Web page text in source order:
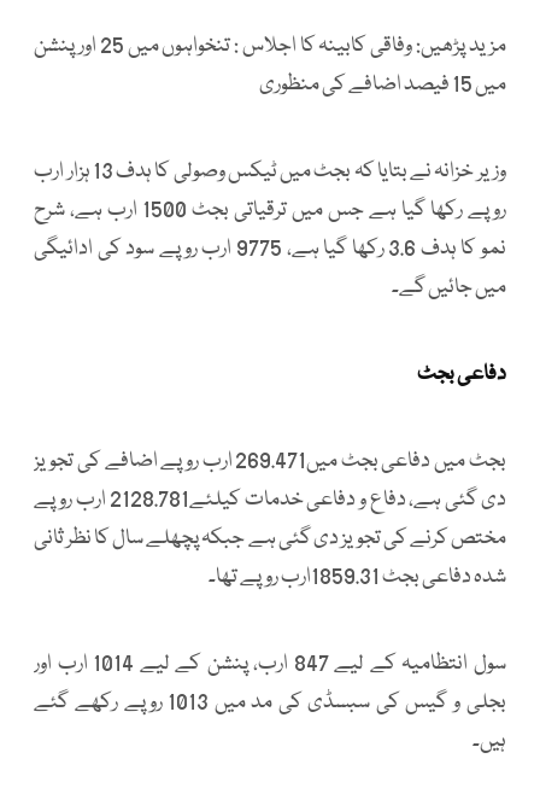
مزید پڑھیں: وفاقی کابینہ کا اجلاس : تنخواہوں میں 25 اور پنشن
میں 15 فیصد اضافے کی منظوری
وزیر خزانہ نے بتایا کہ بجٹ میں ٹیکس وصولی کا ہدف 13 ہزار ارب
روپے رکھا گیا ہے جس میں ترقیاتی بجٹ 1500 ارب ہے، شرح
نمو کا ہدف 3.6 رکھا گیا ہے، 9775 ارب روپے سود کی ادائیگی
میں جائیں گے۔
دفاعی بجٹ
بجٹ میں دفاعی بجٹ میں269.471 ارب روپے اضافے کی تجویز
دی گئی ہے، دفاع و دفاعی خدمات کیلئے2128.781 ارب روپے
مختص کرنے کی تجویز دی گئی ہے جبکہ پچھلے سال کا نظر ثانی
شدہ دفاعی بجٹ 1859.31ارب روپے تھا۔
سول انتظامیہ کے لیے 847 ارب، پنشن کے لیے 1014 ارب اور
بجلی و گیس کی سبسڈی کی مد میں 1013 روپے رکھے گئے
ہیں۔